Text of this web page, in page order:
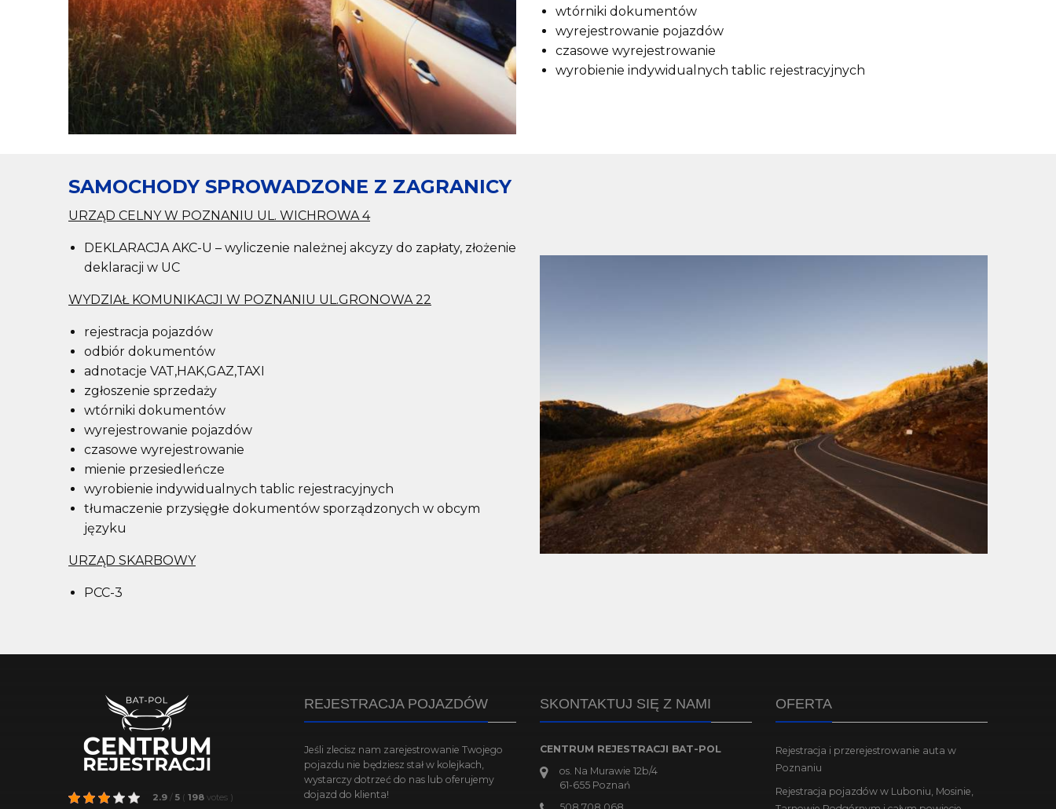
wtórniki dokumentów
wyrejestrowanie pojazdów
czasowe wyrejestrowanie
wyrobienie indywidualnych tablic rejestracyjnych
SAMOCHODY SPROWADZONE Z ZAGRANICY
URZĄD CELNY W POZNANIU UL. WICHROWA 4
DEKLARACJA AKC-U – wyliczenie należnej akcyzy do zapłaty, złożenie
deklaracji w UC
WYDZIAŁ KOMUNIKACJI W POZNANIU UL.GRONOWA 22
rejestracja pojazdów
odbiór dokumentów
adnotacje VAT,HAK,GAZ,TAXI
zgłoszenie sprzedaży
wtórniki dokumentów
wyrejestrowanie pojazdów
czasowe wyrejestrowanie
mienie przesiedleńcze
wyrobienie indywidualnych tablic rejestracyjnych
tłumaczenie przysięgłe dokumentów sporządzonych w obcym
języku
URZĄD SKARBOWY
PCC-3
2.9 / 5 ( 198 votes )
REJESTRACJA POJAZDÓW
Jeśli zlecisz nam zarejestrowanie Twojego
pojazdu nie będziesz stał w kolejkach,
wystarczy dotrzeć do nas lub oferujemy
dojazd do klienta!
SKONTAKTUJ SIĘ Z NAMI
CENTRUM REJESTRACJI BAT-POL
os. Na Murawie 12b/4
61-655 Poznań
OFERTA
Rejestracja i przerejestrowanie auta w
Poznaniu
Rejestracja pojazdów w Luboniu, Mosinie,